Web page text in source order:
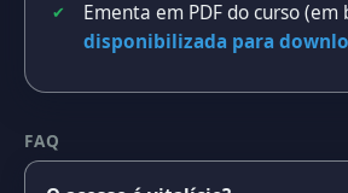
Ementa em PDF do curso (em
disponibilizada para
FAQ